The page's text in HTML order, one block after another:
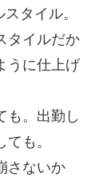
タイル。
タイルだか
うに仕上げ
も。出勤し
も。
さないか